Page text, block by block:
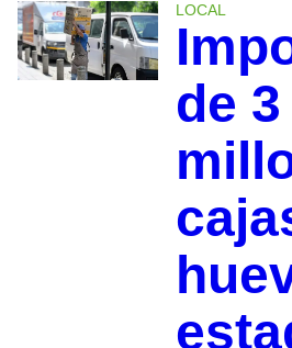
LOCAL
de 3